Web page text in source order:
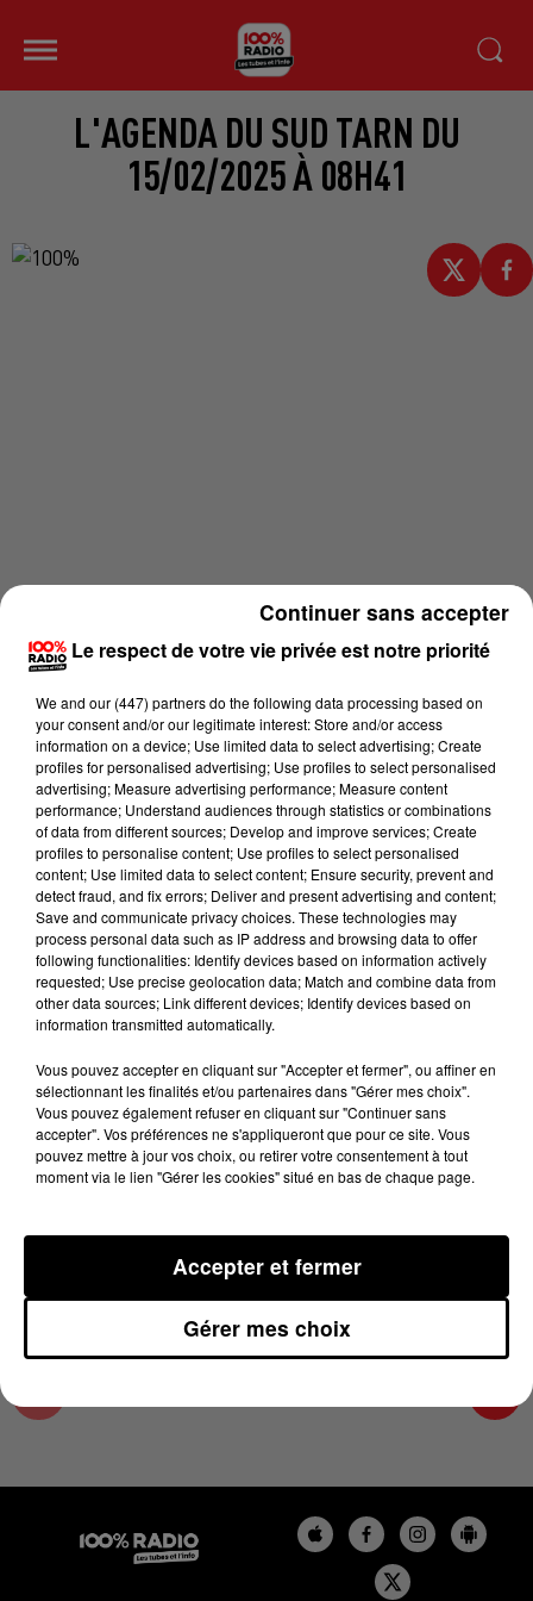
L'AGENDA DU SUD TARN DU
15/02/2025 À 08H41
Lecture (1 min 14 sec)
100%
100% Radio l'agenda du sud Tarn
15 février 2025 - 1 min 14 sec
L'AGENDA DU SUD TARN DU 15/02/2025 À
08H41
L'AGENDA DU SUD TARN
Le respect de votre vie privée est notre priorité
We and our (447) partnersdo the following data processing based on
your consent and/or our legitimate interest: Store and/or access
information on a device; Use limited data to select advertising; Create
profiles for personalised advertising; Use profiles to select personalised
advertising; Measure advertising performance; Measure content
performance; Understand audiences through statistics or combinations
of data from different sources; Develop and improve services; Create
profiles to personalise content; Use profiles to select personalised
content; Use limited data to select content; Ensure security, prevent and
detect fraud, and fix errors; Deliver and present advertising and content;
Save and communicate privacy choices. These technologies may
process personal data such as IP address and browsing data to offer
following functionalities: Identify devices based on information actively
requested; Use precise geolocation data; Match and combine data from
other data sources; Link different devices; Identify devices based on
information transmitted automatically.
Vous pouvez accepter en cliquant sur "Accepter et fermer", ou affiner en
sélectionnant les finalités et/ou partenaires dans "Gérer mes choix".
Vous pouvez également refuser en cliquant sur "Continuer sans
accepter". Vos préférences ne s'appliqueront que pour ce site. Vous
pouvez mettre à jour vos choix, ou retirer votre consentement à tout
moment via le lien "Gérer les cookies" situé en bas de chaque page.
Gérer mes choix
Accepter et fermer
Continuer sans accepter